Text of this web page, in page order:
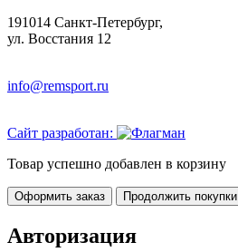
191014 Санкт-Петербург,
ул. Восстания 12
info@remsport.ru
Сайт разработан:
Товар успешно добавлен в корзину
Оформить заказ Продолжить покупки
Авторизация